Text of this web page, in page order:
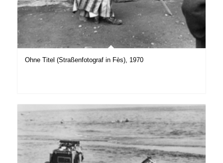
Ohne Titel (Straßenfotograf in Fès), 1970